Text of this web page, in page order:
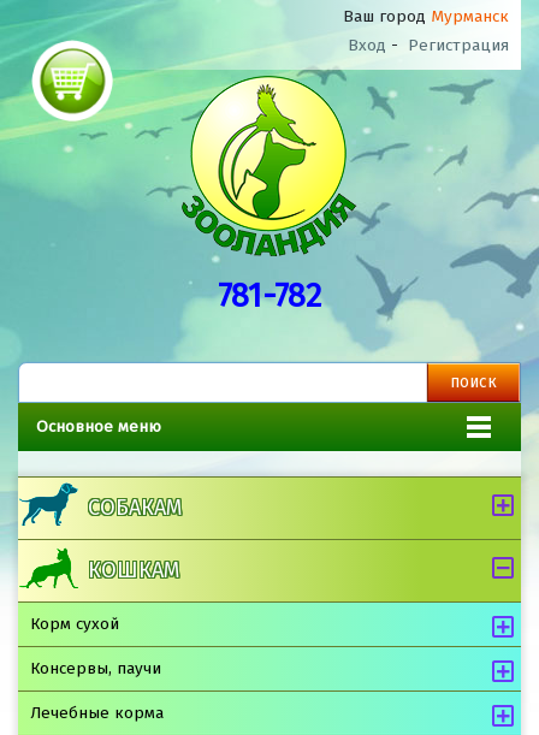
Ваш город Мурманск
Вход - Регистрация
781-782
Основное меню
СОБАКАМ
КОШКАМ
Корм сухой
Консервы, паучи
Лечебные корма